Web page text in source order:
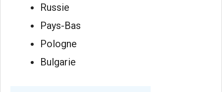
Russie
Pays-Bas
Pologne
Bulgarie